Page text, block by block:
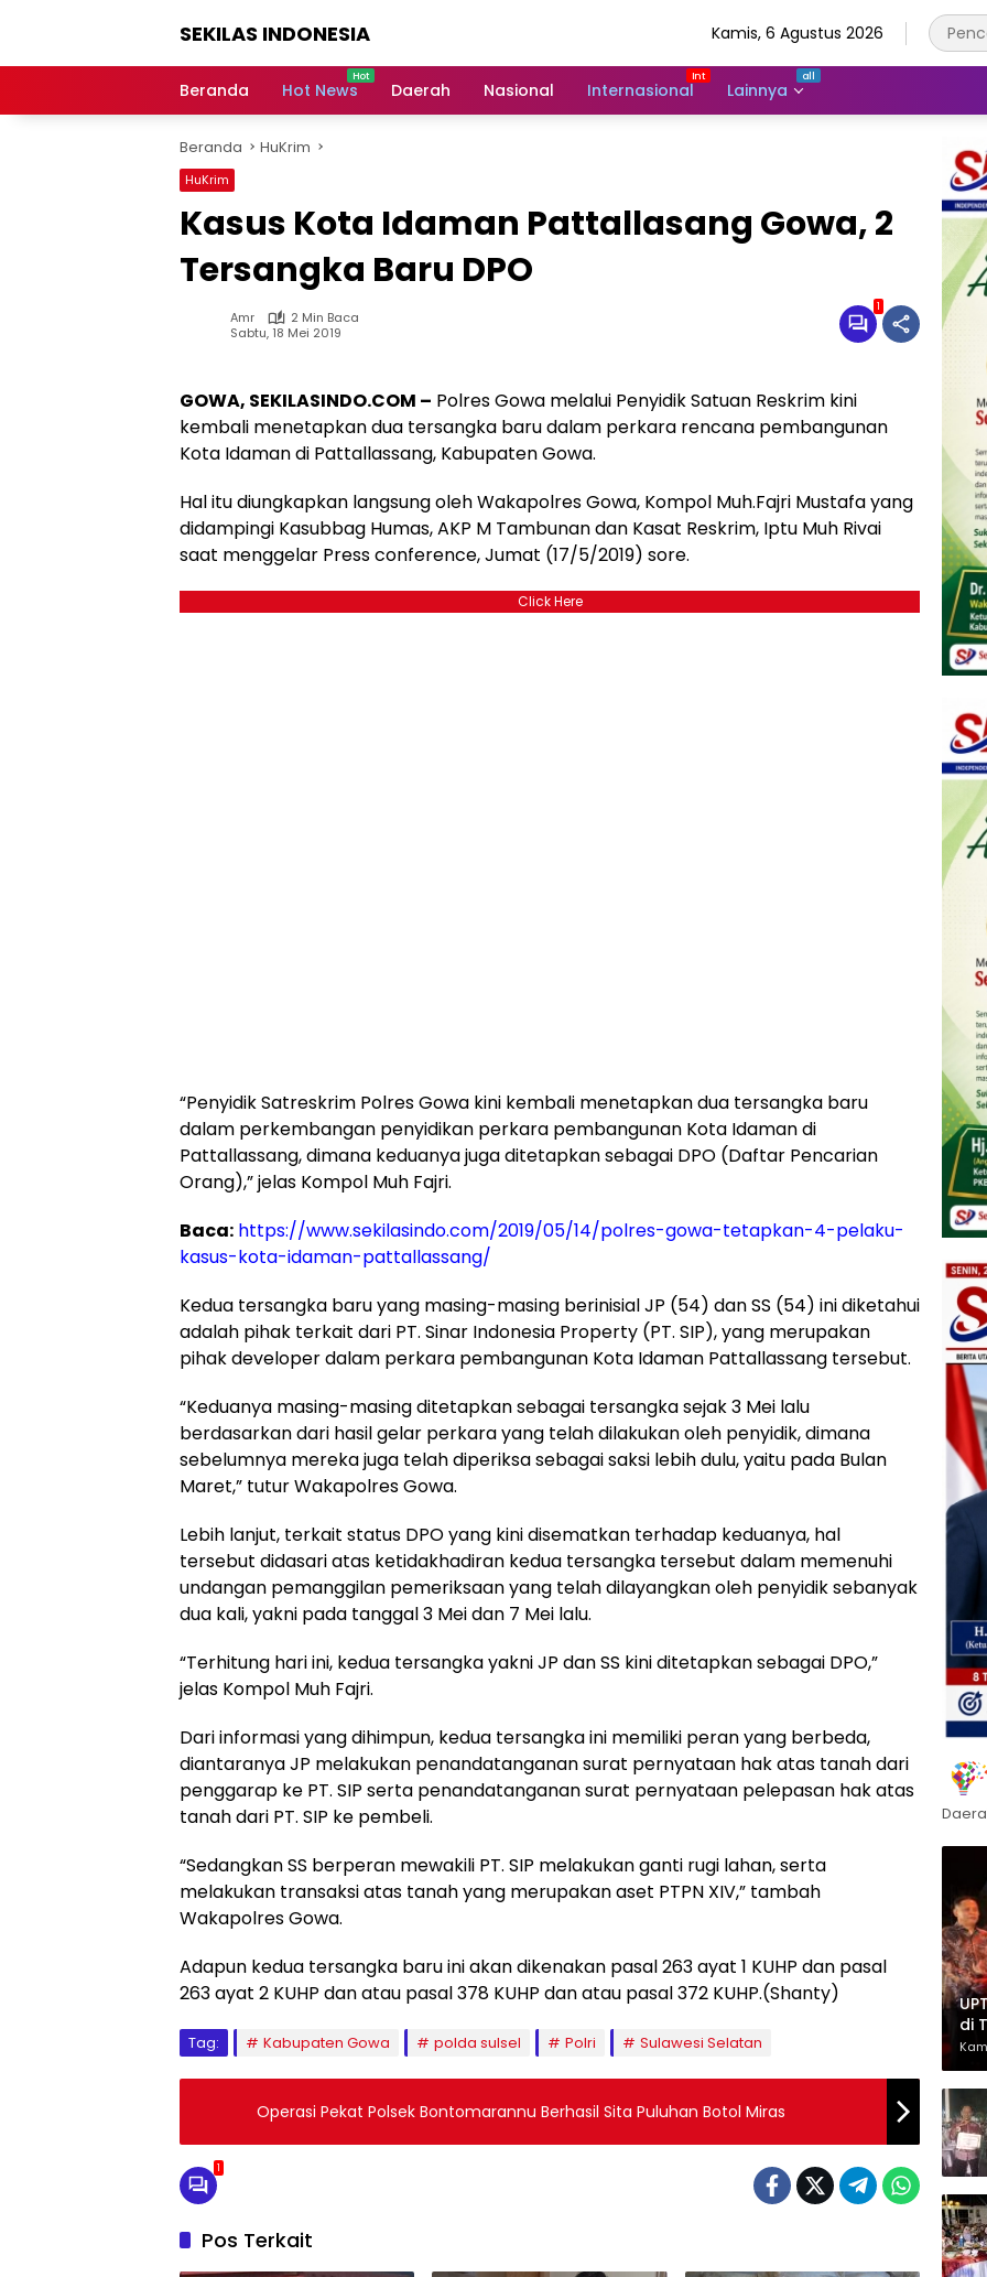
SEKILAS INDONESIA
Terkini,
Latest
World,
Headlines,
News
Kamis, 6 Agustus 2026
Beranda Hot News Daerah Nasional Internasional Lainnya
Beranda HuKrim
HuKrim
Kasus Kota Idaman Pattallasang Gowa, 2
Tersangka Baru DPO
Amr
2 Min Baca
Sabtu, 18 Mei 2019
1
GOWA, SEKILASINDO.COM – Polres Gowa melalui Penyidik Satuan Reskrim kini
kembali menetapkan dua tersangka baru dalam perkara rencana pembangunan
Kota Idaman di Pattallassang, Kabupaten Gowa.
Hal itu diungkapkan langsung oleh Wakapolres Gowa, Kompol Muh.Fajri Mustafa yang
didampingi Kasubbag Humas, AKP M Tambunan dan Kasat Reskrim, Iptu Muh Rivai
saat menggelar Press conference, Jumat (17/5/2019) sore.
Click Here
“Penyidik Satreskrim Polres Gowa kini kembali menetapkan dua tersangka baru
dalam perkembangan penyidikan perkara pembangunan Kota Idaman di
Pattallassang, dimana keduanya juga ditetapkan sebagai DPO (Daftar Pencarian
Orang),” jelas Kompol Muh Fajri.
Baca: https://www.sekilasindo.com/2019/05/14/polres-gowa-tetapkan-4-pelaku-
kasus-kota-idaman-pattallassang/
Kedua tersangka baru yang masing-masing berinisial JP (54) dan SS (54) ini diketahui
adalah pihak terkait dari PT. Sinar Indonesia Property (PT. SIP), yang merupakan
pihak developer dalam perkara pembangunan Kota Idaman Pattallassang tersebut.
“Keduanya masing-masing ditetapkan sebagai tersangka sejak 3 Mei lalu
berdasarkan dari hasil gelar perkara yang telah dilakukan oleh penyidik, dimana
sebelumnya mereka juga telah diperiksa sebagai saksi lebih dulu, yaitu pada Bulan
Maret,” tutur Wakapolres Gowa.
Lebih lanjut, terkait status DPO yang kini disematkan terhadap keduanya, hal
tersebut didasari atas ketidakhadiran kedua tersangka tersebut dalam memenuhi
undangan pemanggilan pemeriksaan yang telah dilayangkan oleh penyidik sebanyak
dua kali, yakni pada tanggal 3 Mei dan 7 Mei lalu.
“Terhitung hari ini, kedua tersangka yakni JP dan SS kini ditetapkan sebagai DPO,”
jelas Kompol Muh Fajri.
Dari informasi yang dihimpun, kedua tersangka ini memiliki peran yang berbeda,
diantaranya JP melakukan penandatanganan surat pernyataan hak atas tanah dari
penggarap ke PT. SIP serta penandatanganan surat pernyataan pelepasan hak atas
tanah dari PT. SIP ke pembeli.
“Sedangkan SS berperan mewakili PT. SIP melakukan ganti rugi lahan, serta
melakukan transaksi atas tanah yang merupakan aset PTPN XIV,” tambah
Wakapolres Gowa.
Adapun kedua tersangka baru ini akan dikenakan pasal 263 ayat 1 KUHP dan pasal
263 ayat 2 KUHP dan atau pasal 378 KUHP dan atau pasal 372 KUHP.(Shanty)
Tag: Kabupaten Gowa polda sulsel Polri Sulawesi Selatan
Operasi Pekat Polsek Bontomarannu Berhasil Sita Puluhan Botol Miras
1
Pos Terkait
di